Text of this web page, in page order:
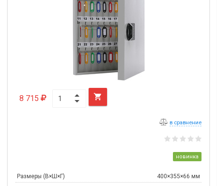
8 715 
в сравнение
новинка
Размеры (В×Ш×Г) 400×355×66 мм